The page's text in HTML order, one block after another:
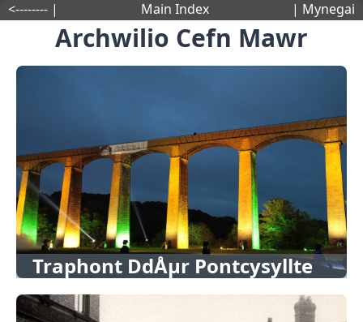
Archwilio Cefn Mawr
Traphont DdÅµr Pontcysyllte
<-------- | Main Index | Mynegai